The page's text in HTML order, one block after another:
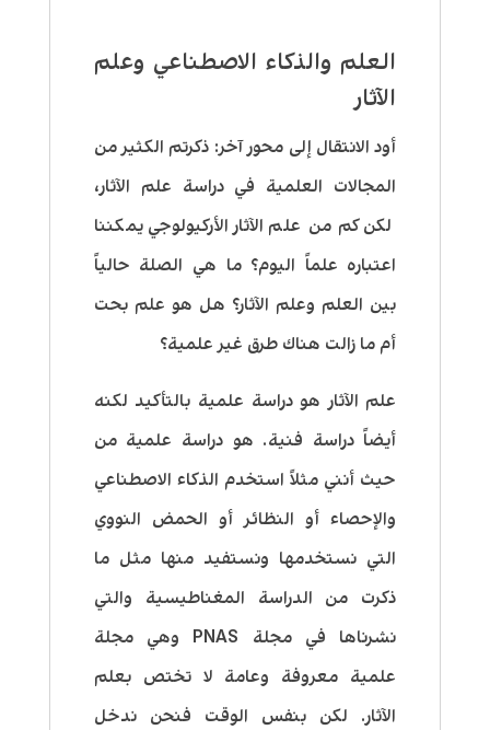
العلم والذكاء الاصطناعي وعلم
الآثار
أود الانتقال إلى محور آخر: ذكرتم الكثير من
المجالات العلمية في دراسة علم الآثار،
لكن كم من علم الآثار الأركيولوجي يمكننا
اعتباره علماً اليوم؟ ما هي الصلة حالياً
بين العلم وعلم الآثار؟ هل هو علم بحت
أم ما زالت هناك طرق غير علمية؟
علم الآثار هو دراسة علمية بالتأكيد لكنه
أيضاً دراسة فنية. هو دراسة علمية من
حيث أنني مثلاً استخدم الذكاء الاصطناعي
والإحصاء أو النظائر أو الحمض النووي
التي نستخدمها ونستفيد منها مثل ما
ذكرت من الدراسة المغناطيسية والتي
نشرناها في مجلة PNAS وهي مجلة
علمية معروفة وعامة لا تختص بعلم
الآثار. لكن بنفس الوقت فنحن ندخل